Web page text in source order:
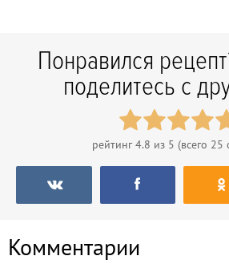
Понравился
поделитесь с
рейтинг4.8 из 5 (всего 25
Комментарии